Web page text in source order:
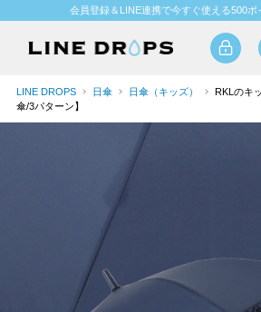
会員登録＆LINE連携で今すぐ使える500ポ
LINE DROPS 日傘 日傘（キッズ）
RKLのキ
傘/3パターン】